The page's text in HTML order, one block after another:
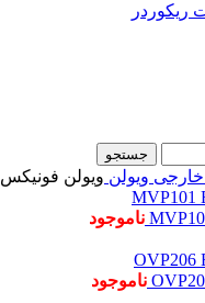
ریکوردر
جستجو
ویولن ویولن فونیکس MVZ301 E 4/4
ناموجود
ناموجود